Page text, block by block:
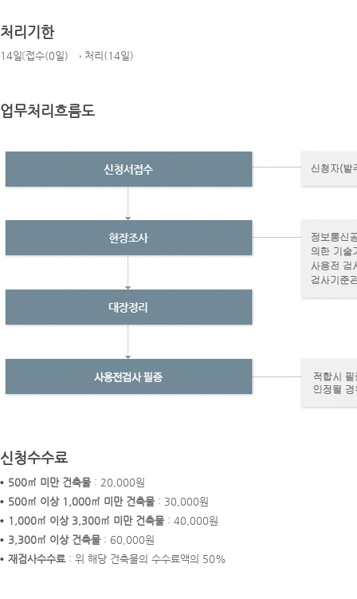
처리기한
14일〔접수(0일) → 처리(14일)
업무처리흐름도
신청수수료
500㎡ 미만 건축물: 20,000원
500㎡ 이상 1,000㎡ 미만 건축물 : 30,000원
1,000㎡ 이상 3,300㎡ 미만 건축물: 40,000원
3,300㎡ 이상 건축물: 60,000원
재검사수수료: 위 해당 건축물의 수수료액의 50%